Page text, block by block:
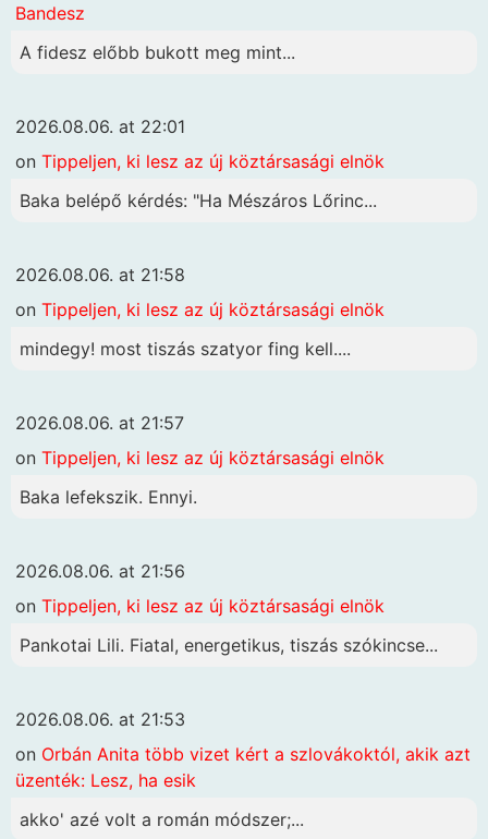
Bandesz
A fidesz előbb bukott meg mint...
2026.08.06. at 22:01
on Tippeljen, ki lesz az új köztársasági elnök
Baka belépő kérdés: "Ha Mészáros Lőrinc...
2026.08.06. at 21:58
on Tippeljen, ki lesz az új köztársasági elnök
mindegy! most tiszás szatyor fing kell....
2026.08.06. at 21:57
on Tippeljen, ki lesz az új köztársasági elnök
Baka lefekszik. Ennyi.
2026.08.06. at 21:56
on Tippeljen, ki lesz az új köztársasági elnök
Pankotai Lili. Fiatal, energetikus, tiszás szókincse...
2026.08.06. at 21:53
on Orbán Anita több vizet kért a szlovákoktól, akik azt
üzenték: Lesz, ha esik
akko' azé volt a román módszer;...